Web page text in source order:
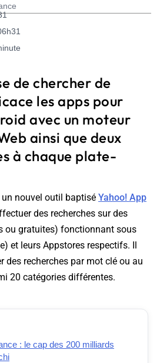
de chercher de
les apps pour
avec un moteur
ainsi que deux
à chaque plate-
nouvel outil baptisé Yahoo! App
des recherches sur des
ou gratuites) fonctionnant sous
et leurs Appstores respectifs. Il
des recherches par mot clé ou au
20 catégories différentes.
: le cap des 200 milliards